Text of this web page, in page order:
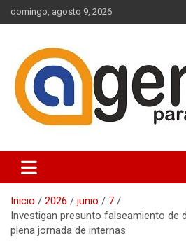
Saltar
al
domingo, agosto 9, 2026
Agenda Paraguay
Inicio 2026 junio
7
Investigan presunto falseamiento de
plena jornada de internas